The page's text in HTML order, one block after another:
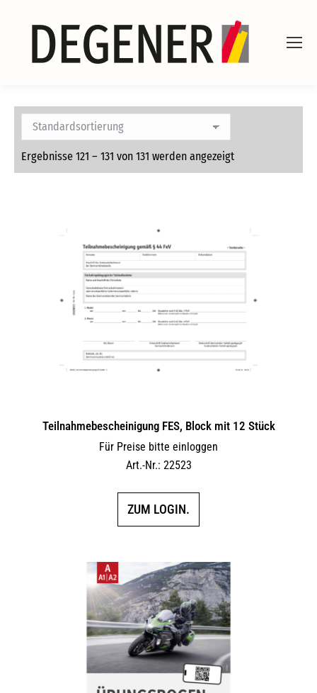
Ergebnisse 121 – 131 von 131 werden angezeigt
Teilnahmebescheinigung FES, Block mit 12 Stück
Für Preise bitte einloggen
Art.-Nr.: 22523
ZUM LOGIN.